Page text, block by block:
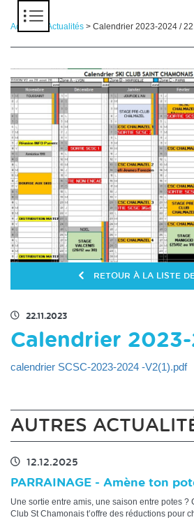
Accueil Actualités > Calendrier 2023-2024 /
RETOUR À LA LISTE
22.11.2023
Calendrier
calendrier SCSC-2023-2024 -V2(1).pdf
AUTRES
12.12.2025
PARRAINAGE - Amène ton
Une sortie entre amis, une saison entre potes ?
Club St Chamonais t’offre des réductions pour